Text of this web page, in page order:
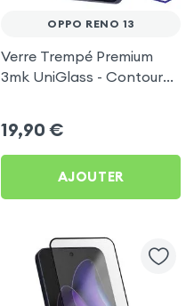
OPPO RENO 13
Verre Trempé Premium
3mk UniGlass - Contour
19,90 €
AJOUTER